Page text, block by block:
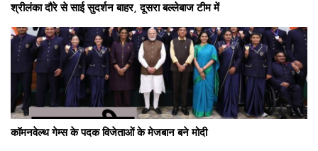
श्रीलंका दौरे से साई सुदर्शन बाहर, दूसरा बल्लेबाज टीम में
कॉमनवेल्थ गेम्स के पदक विजेताओं के मेजबान बने मोदी